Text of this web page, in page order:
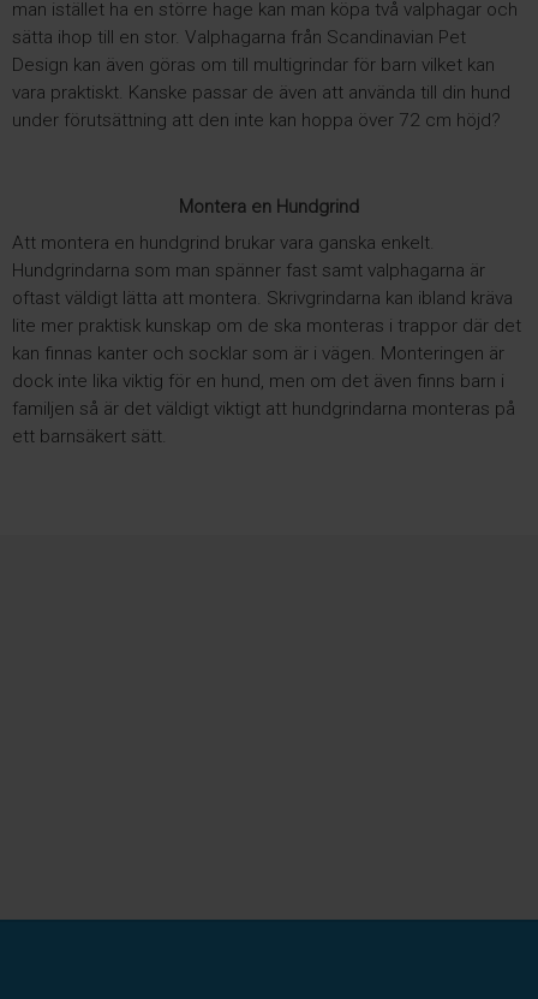
man istället ha en större hage kan man köpa två valphagar och
sätta ihop till en stor. Valphagarna från Scandinavian Pet
Design kan även göras om till multigrindar för barn vilket kan
vara praktiskt. Kanske passar de även att använda till din hund
under förutsättning att den inte kan hoppa över 72 cm höjd?
Montera en Hundgrind
Att montera en hundgrind brukar vara ganska enkelt.
Hundgrindarna som man spänner fast samt valphagarna är
oftast väldigt lätta att montera. Skrivgrindarna kan ibland kräva
lite mer praktisk kunskap om de ska monteras i trappor där det
kan finnas kanter och socklar som är i vägen. Monteringen är
dock inte lika viktig för en hund, men om det även finns barn i
familjen så är det väldigt viktigt att hundgrindarna monteras på
ett barnsäkert sätt.